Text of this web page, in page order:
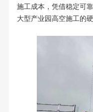
施工成本，凭借稳定可
大型产业园高空施工的硬